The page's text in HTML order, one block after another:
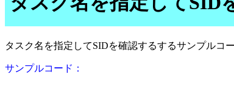
タスク名を指定してSIDを確認するするサンプルコー
サンプルコード：